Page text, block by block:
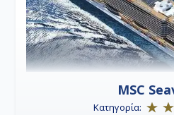
MSC
Κατηγορία: